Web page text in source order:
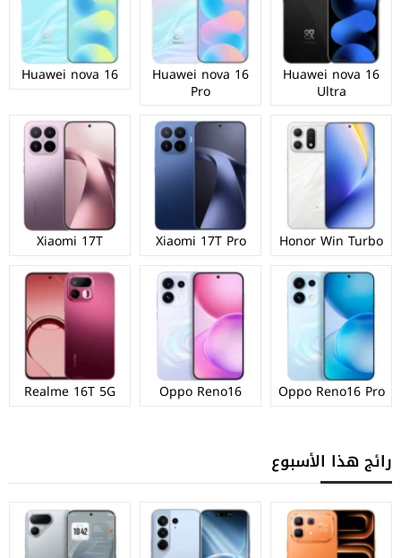
Huawei nova 16
Ultra
Huawei nova 16
Pro
Huawei nova 16
Honor Win Turbo
Xiaomi 17T Pro
Xiaomi 17T
Oppo Reno16 Pro
Oppo Reno16
Realme 16T 5G
رائج هذا الأسبوع